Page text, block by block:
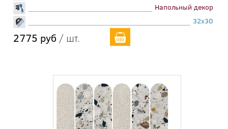
Напольный декор
32x30
2775 руб / шт.